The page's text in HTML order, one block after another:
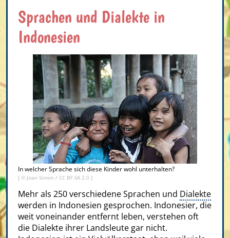
Sprachen und Dialekte in
Indonesien
In welcher Sprache sich diese Kinder wohl unterhalten?
[ © Joan Simon / CC BY-SA 2.0 ]
Mehr als 250 verschiedene Sprachen und Dialekte
werden in Indonesien gesprochen. Indonesier, die
weit voneinander entfernt leben, verstehen oft
die Dialekte ihrer Landsleute gar nicht.